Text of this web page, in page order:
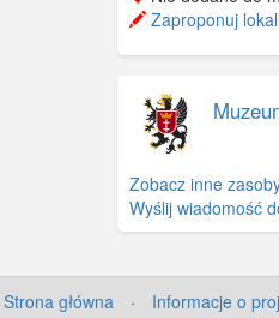
Piąty
drugiej
Zaproponuj
Zobacz inne
Wyślij wiadomość
Strona główna · Informacje o